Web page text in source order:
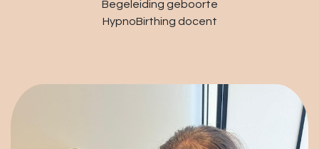
Begeleiding geboorte​
HypnoBirthing docent